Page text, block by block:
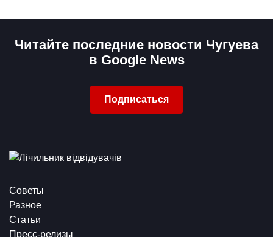
Читайте последние новости Чугуева
в Google News
Подписаться
Советы
Разное
Статьи
Пресс-релизы